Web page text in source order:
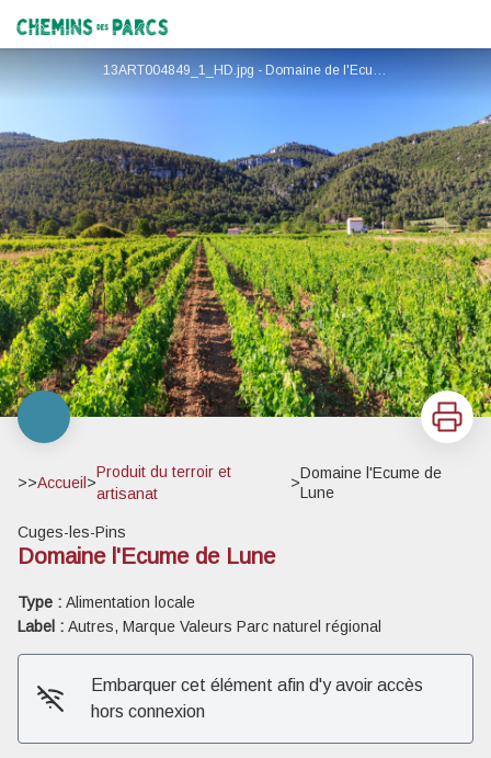
Chemins des Parcs
13ART004849_1_HD.jpg - Domaine de l'Ecume de Lune
Imprimer
>>Accueil >
Produit du terroir et
artisanat
>
Domaine l'Ecume de
Lune
Cuges-les-Pins
Domaine l'Ecume de Lune
Type : Alimentation locale
Label : Autres, Marque Valeurs Parc naturel régional
Embarquer cet élément afin d'y avoir accès
hors connexion